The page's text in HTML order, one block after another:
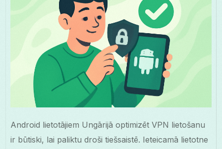
Android lietotājiem Ungārijā optimizēt VPN lietošanu
ir būtiski, lai paliktu droši tiešsaistē. Ieteicamā lietotne